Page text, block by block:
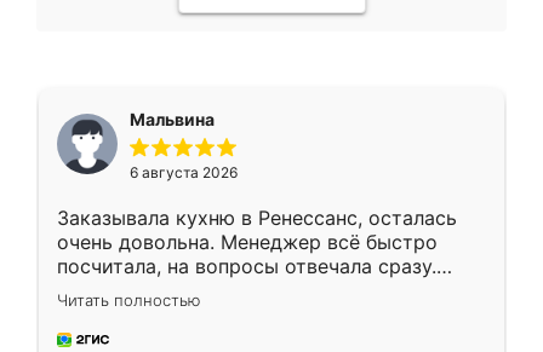
Мальвина
6 августа 2026
Заказывала кухню в Ренессанс, осталась
очень довольна. Менеджер всё быстро
посчитала, на вопросы отвечала сразу.
Замерщик приехал в субботу, подошёл к
делу со всей ответственностью. Собрали
за день, ребята работали аккуратно, даже
Читать полностью